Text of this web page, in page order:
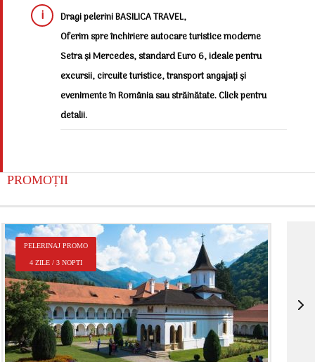
Dragi pelerini BASILICA TRAVEL,
Oferim spre închiriere autocare turistice moderne
Setra și Mercedes, standard Euro 6, ideale pentru
excursii, circuite turistice, transport angajați și
evenimente în România sau străinătate. Click pentru
detalii.
PROMOȚII
PELERINAJ PROMO
4 ZILE / 3 NOPTI